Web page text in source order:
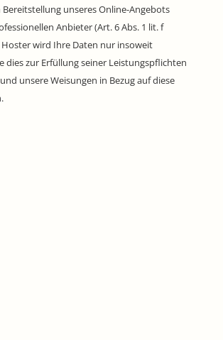
unseres Online-Angebots
Anbieter (Art. 6 Abs. 1 lit. f
Hoster wird Ihre Daten nur insoweit
dies zur Erfüllung seiner Leistungspflichten
unsere Weisungen in Bezug auf diese